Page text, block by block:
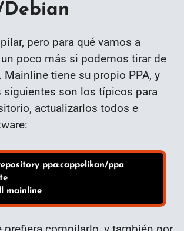
pero para qué vamos a
poco más si podemos tirar de
Mainline tiene su propio PPA, y
siguientes son los típicos para
actualizarlos todos e
ppa:cappelikan/ppa
mainline